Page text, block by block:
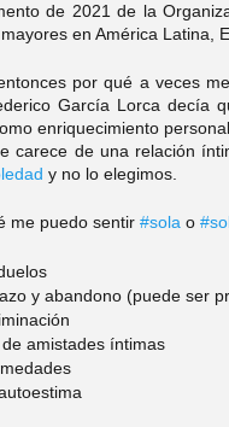
de 2021 de la
en América Latina,
por qué a veces
García Lorca decía
enriquecimiento
carece de una relación
y no lo elegimos.
me puedo sentir
#sola o
y abandono (puede ser
amistades íntimas